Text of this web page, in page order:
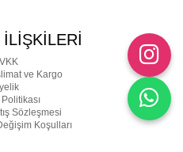
ve Kargo
Sözleşmesi
Koşulları